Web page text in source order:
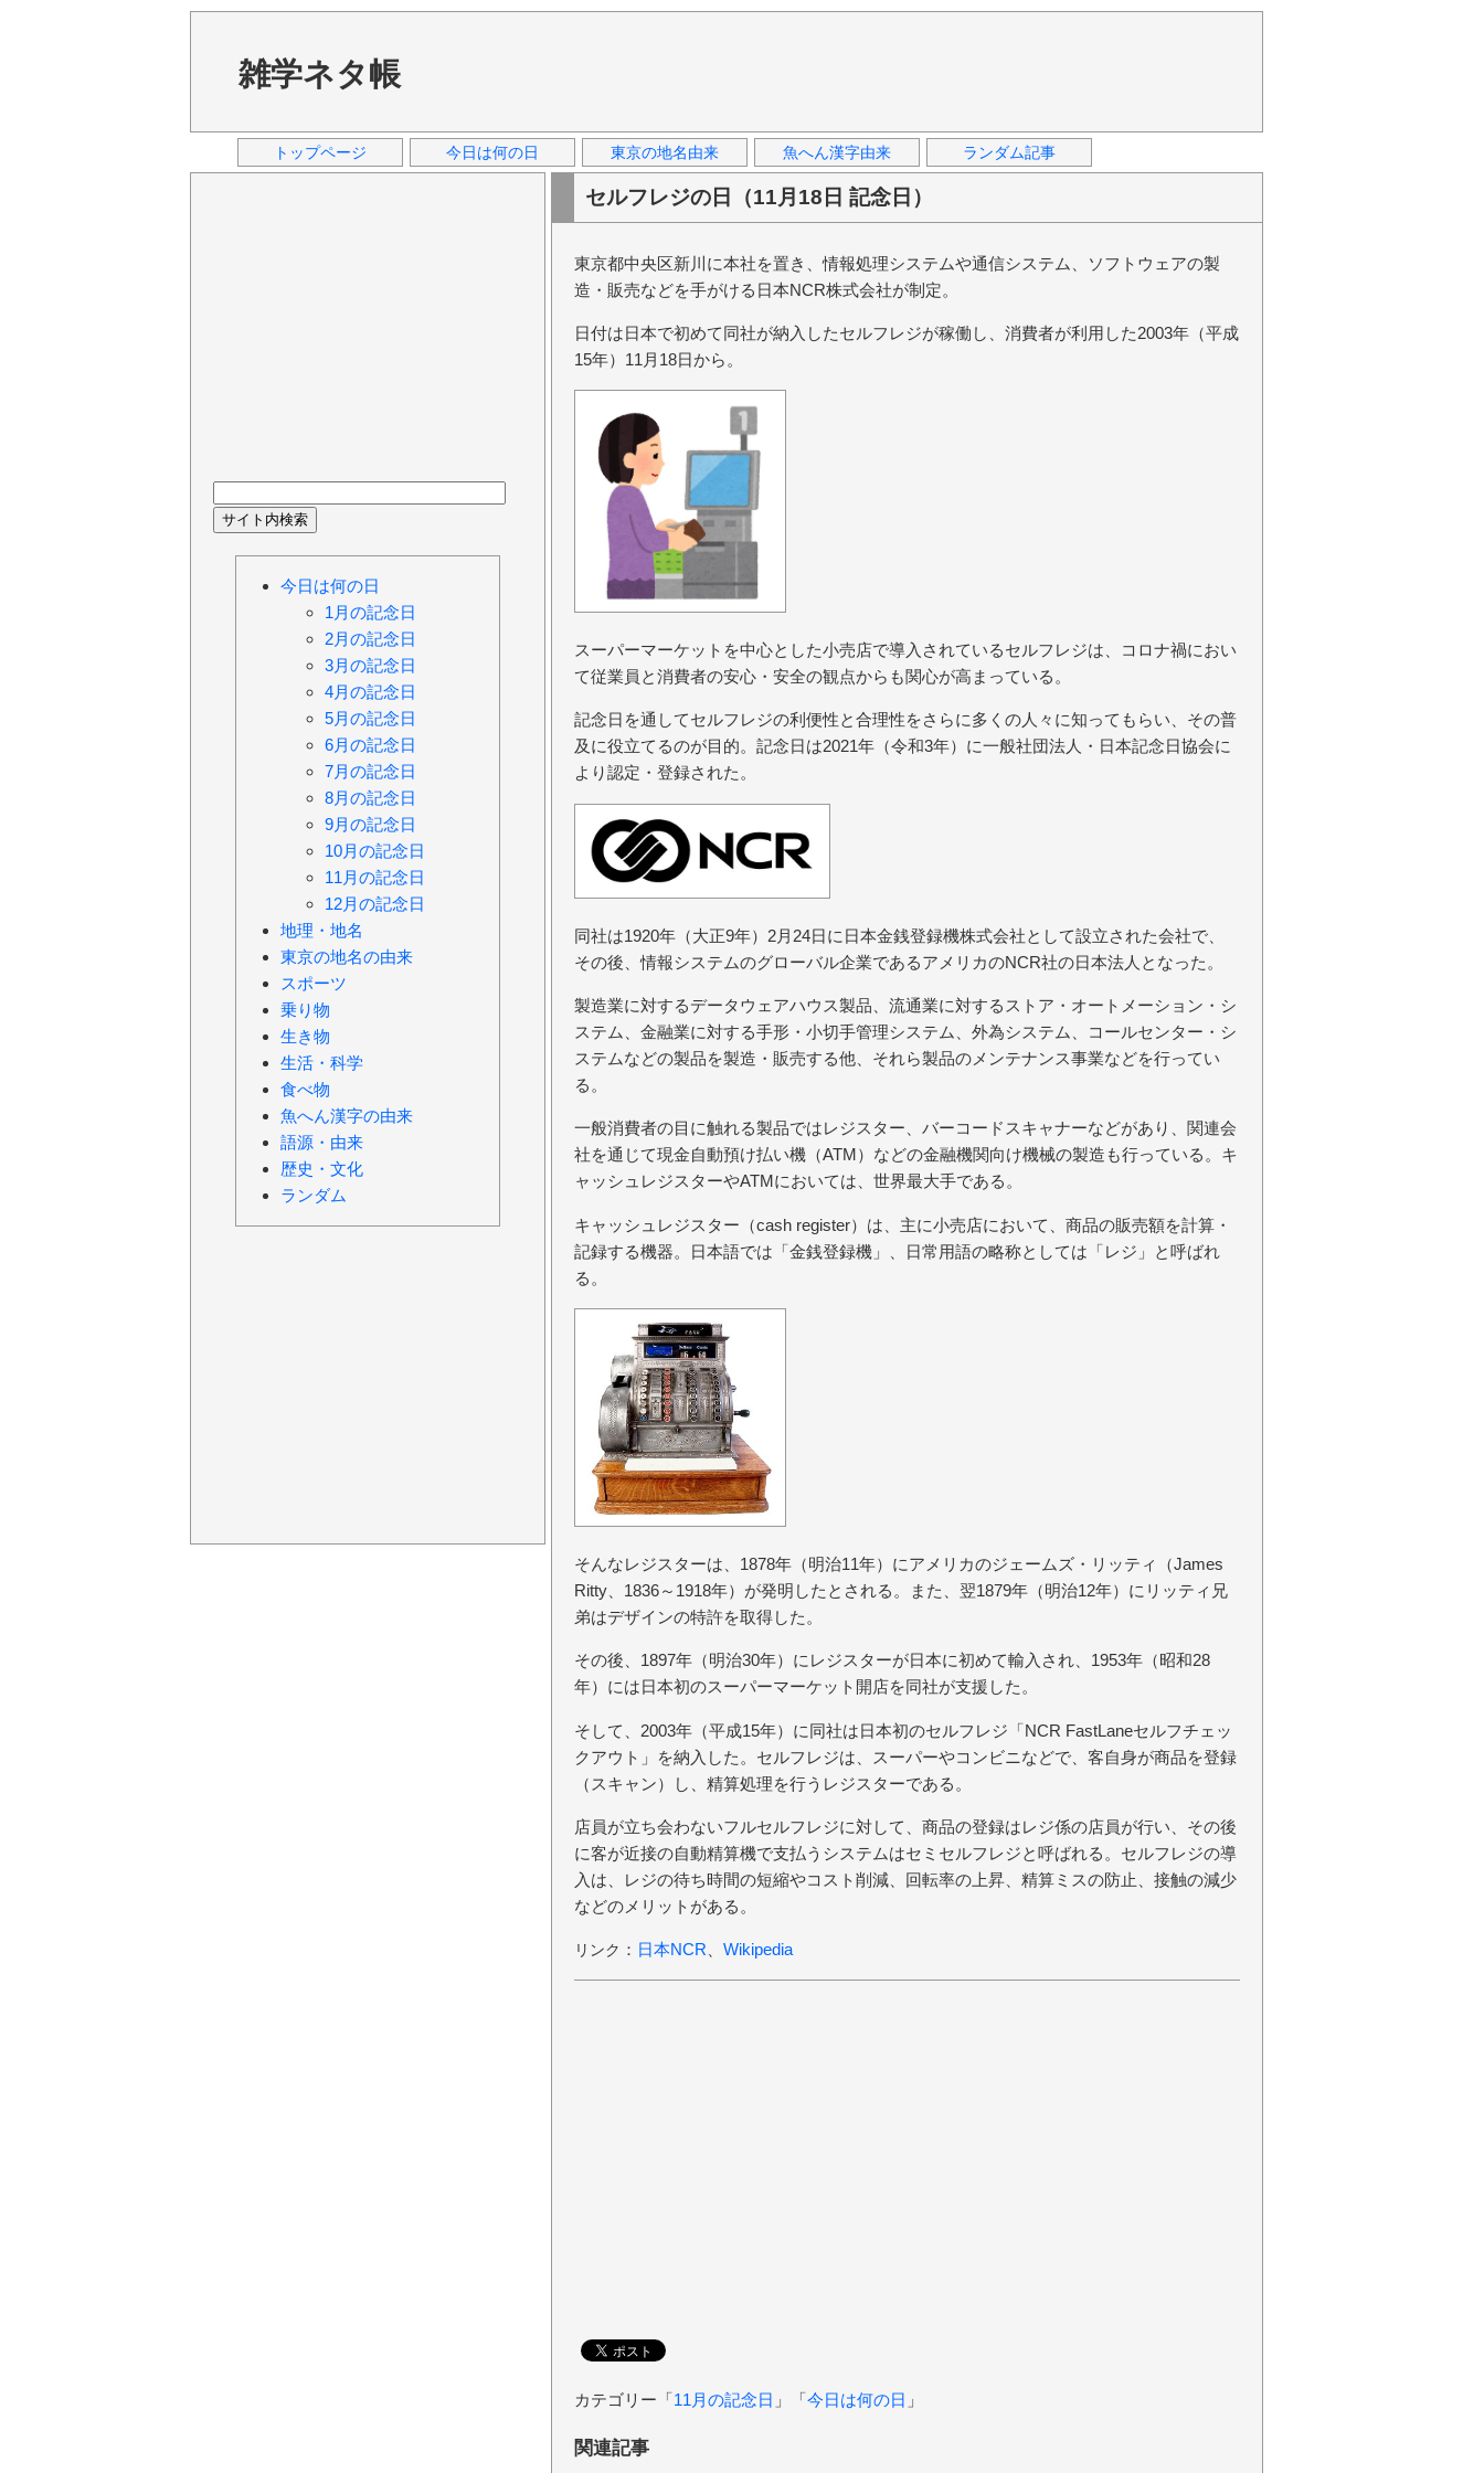
雑学ネタ帳
トップページ 今日は何の日 東京の地名由来 魚へん漢字由来 ランダム記事
セルフレジの日（11月18日 記念日）
東京都中央区新川に本社を置き、情報処理システムや通信システム、ソフトウェアの製
造・販売などを手がける日本NCR株式会社が制定。
日付は日本で初めて同社が納入したセルフレジが稼働し、消費者が利用した2003年（平成
15年）11月18日から。
スーパーマーケットを中心とした小売店で導入されているセルフレジは、コロナ禍におい
て従業員と消費者の安心・安全の観点からも関心が高まっている。
記念日を通してセルフレジの利便性と合理性をさらに多くの人々に知ってもらい、その普
及に役立てるのが目的。記念日は2021年（令和3年）に一般社団法人・日本記念日協会に
より認定・登録された。
同社は1920年（大正9年）2月24日に日本金銭登録機株式会社として設立された会社で、
その後、情報システムのグローバル企業であるアメリカのNCR社の日本法人となった。
製造業に対するデータウェアハウス製品、流通業に対するストア・オートメーション・シ
ステム、金融業に対する手形・小切手管理システム、外為システム、コールセンター・シ
ステムなどの製品を製造・販売する他、それら製品のメンテナンス事業などを行ってい
る。
一般消費者の目に触れる製品ではレジスター、バーコードスキャナーなどがあり、関連会
社を通じて現金自動預け払い機（ATM）などの金融機関向け機械の製造も行っている。キ
ャッシュレジスターやATMにおいては、世界最大手である。
キャッシュレジスター（cash register）は、主に小売店において、商品の販売額を計算・
記録する機器。日本語では「金銭登録機」、日常用語の略称としては「レジ」と呼ばれ
る。
そんなレジスターは、1878年（明治11年）にアメリカのジェームズ・リッティ（James
Ritty、1836～1918年）が発明したとされる。また、翌1879年（明治12年）にリッティ兄
弟はデザインの特許を取得した。
その後、1897年（明治30年）にレジスターが日本に初めて輸入され、1953年（昭和28
年）には日本初のスーパーマーケット開店を同社が支援した。
そして、2003年（平成15年）に同社は日本初のセルフレジ「NCR FastLaneセルフチェッ
クアウト」を納入した。セルフレジは、スーパーやコンビニなどで、客自身が商品を登録
（スキャン）し、精算処理を行うレジスターである。
店員が立ち会わないフルセルフレジに対して、商品の登録はレジ係の店員が行い、その後
に客が近接の自動精算機で支払うシステムはセミセルフレジと呼ばれる。セルフレジの導
入は、レジの待ち時間の短縮やコスト削減、回転率の上昇、精算ミスの防止、接触の減少
などのメリットがある。
リンク ： 日本NCR Wikipedia
カテゴリー「11月の記念日 」「今日は何の日 」
関連記事
今日は何の日
1月の記念日
2月の記念日
3月の記念日
4月の記念日
5月の記念日
6月の記念日
7月の記念日
8月の記念日
9月の記念日
10月の記念日
11月の記念日
12月の記念日
地理・地名
東京の地名の由来
スポーツ
乗り物
生き物
生活・科学
食べ物
魚へん漢字の由来
語源・由来
歴史・文化
ランダム